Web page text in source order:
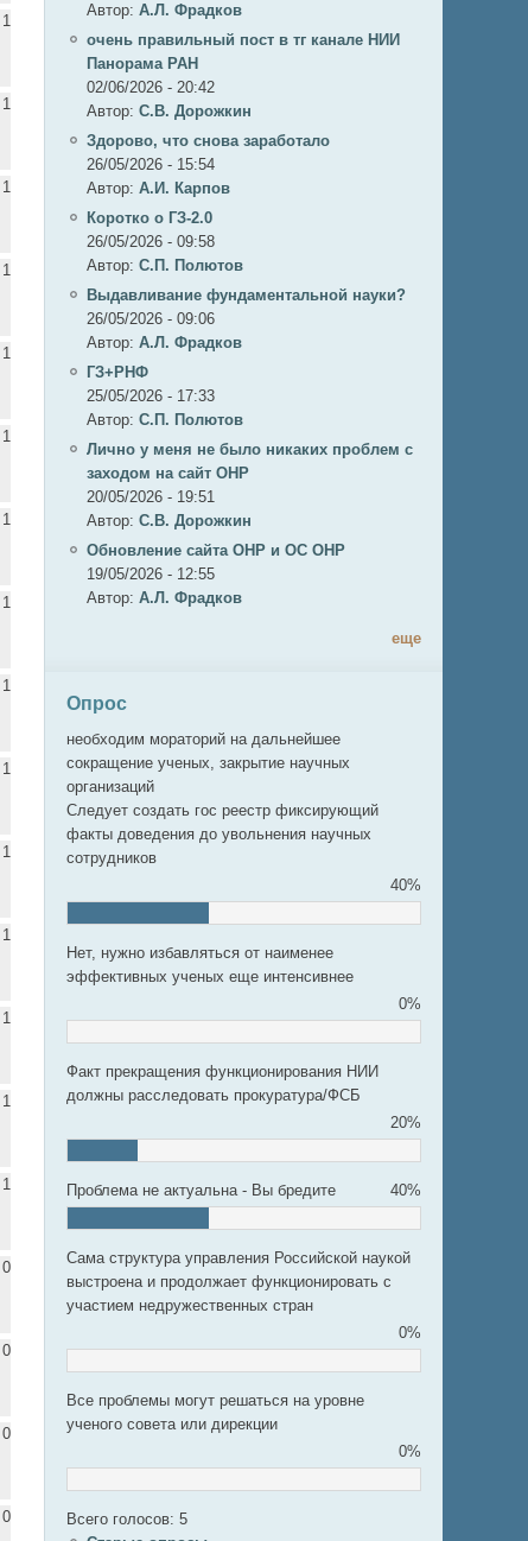
1
1
1
1
1
1
1
1
1
1
1
1
1
1
1
0
0
0
0
Автор: А.Л. Фрадков
очень правильный пост в тг канале НИИ
Панорама РАН
02/06/2026 - 20:42
Автор: С.В. Дорожкин
Здорово, что снова заработало
26/05/2026 - 15:54
Автор: А.И. Карпов
Коротко о ГЗ-2.0
26/05/2026 - 09:58
Автор: C.П. Полютов
Выдавливание фундаментальной науки?
26/05/2026 - 09:06
Автор: А.Л. Фрадков
ГЗ+РНФ
25/05/2026 - 17:33
Автор: C.П. Полютов
Лично у меня не было никаких проблем с
заходом на сайт ОНР
20/05/2026 - 19:51
Автор: С.В. Дорожкин
Обновление сайта ОНР и ОС ОНР
19/05/2026 - 12:55
Автор: А.Л. Фрадков
еще
Опрос
необходим мораторий на дальнейшее
сокращение ученых, закрытие научных
организаций
Следует создать гос реестр фиксирующий
факты доведения до увольнения научных
сотрудников
40%
Нет, нужно избавляться от наименее
эффективных ученых еще интенсивнее
0%
Факт прекращения функционирования НИИ
должны расследовать прокуратура/ФСБ
20%
Проблема не актуальна - Вы бредите 40%
Сама структура управления Российской наукой
выстроена и продолжает функционировать с
участием недружественных стран
0%
Все проблемы могут решаться на уровне
ученого совета или дирекции
0%
Всего голосов: 5